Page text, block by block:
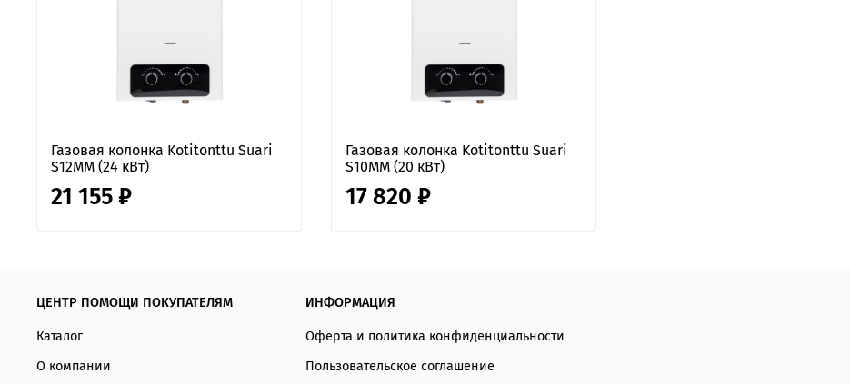
Газовая колонка Kotitonttu Suari
S12MM (24 кВт)
21 155 ₽
Газовая колонка Kotitonttu Suari
S10MM (20 кВт)
17 820 ₽
ЦЕНТР ПОМОЩИ ПОКУПАТЕЛЯМ
Каталог
О компании
ИНФОРМАЦИЯ
Оферта и политика конфиденциальности
Пользовательское соглашение